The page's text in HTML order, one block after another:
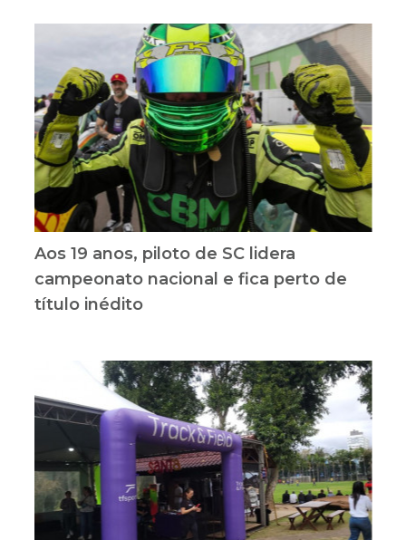
Aos 19 anos, piloto de SC lidera
campeonato nacional e fica perto de
título inédito